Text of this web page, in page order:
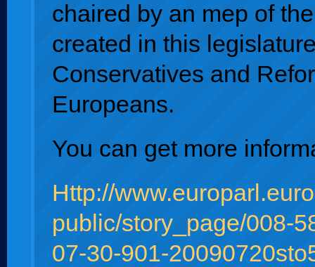
chaired by an mep of
created in this
Conservatives and
Europeans.
You can get more
Http://
public/story_page/008-
07-30-901-